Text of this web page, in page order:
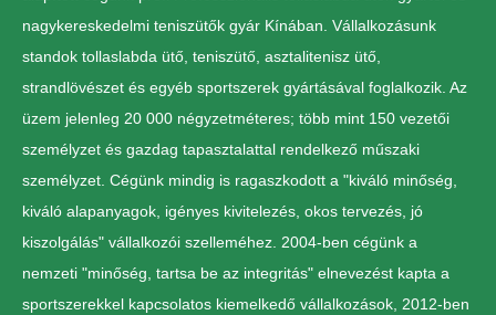
nagykereskedelmi teniszütők gyár Kínában. Vállalkozásunk
standok tollaslabda ütő, teniszütő, asztalitenisz ütő,
strandlövészet és egyéb sportszerek gyártásával foglalkozik. Az
üzem jelenleg 20 000 négyzetméteres; több mint 150 vezetői
személyzet és gazdag tapasztalattal rendelkező műszaki
személyzet. Cégünk mindig is ragaszkodott a "kiváló minőség,
kiváló alapanyagok, igényes kivitelezés, okos tervezés, jó
kiszolgálás" vállalkozói szelleméhez. 2004-ben cégünk a
nemzeti "minőség, tartsa be az integritás" elnevezést kapta a
sportszerekkel kapcsolatos kiemelkedő vállalkozások, 2012-ben